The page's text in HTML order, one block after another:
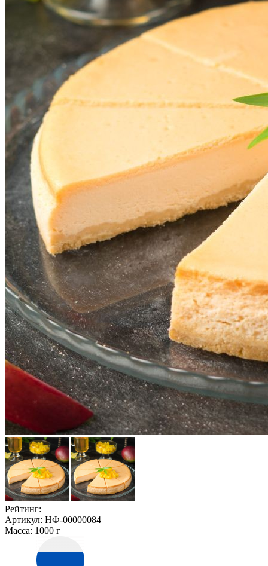
Рейтинг:
Артикул: НФ-00000084
Масса: 1000 г